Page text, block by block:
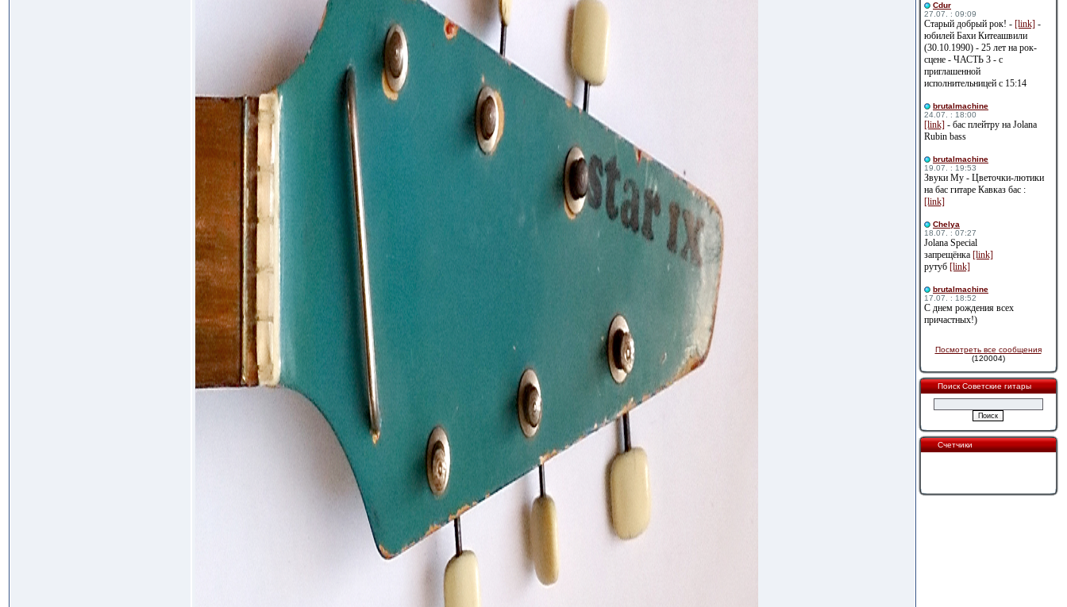
Cdur
27.07. : 09:09
Старый добрый рок! - [link] -
юбилей Бахи Китеашвили
(30.10.1990) - 25 лет на рок-
сцене - ЧАСТЬ 3 - с
приглашенной
исполнительницей с 15:14
brutalmachine
24.07. : 18:00
[link] - бас плейтру на Jolana
Rubin bass
brutalmachine
19.07. : 19:53
Звуки Му - Цветочки-лютики
на бас гитаре Кавказ бас :
[link]
Сhelya
18.07. : 07:27
Jolana Special
запрещёнка [link]
рутуб [link]
brutalmachine
17.07. : 18:52
С днем рождения всех
причастных!)
Посмотреть все сообщения
(120004)
Поиск Советские гитары
Счетчики